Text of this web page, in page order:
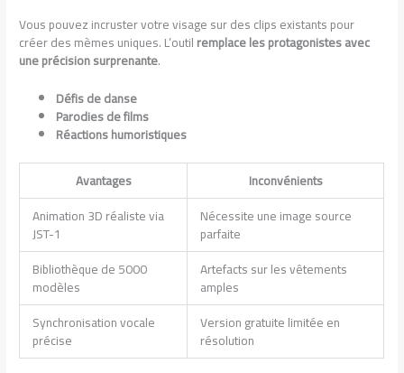
Vous pouvez incruster votre visage sur des clips existants pour
créer des mèmes uniques. L’outilremplace les protagonistes avec
une précision surprenante.
Défis de danse
Parodies de films
Réactions humoristiques
Avantages
Inconvénients
Animation 3D réaliste via
JST-1
Nécessite une image source
parfaite
Bibliothèque de 5000
modèles
Artefacts sur les vêtements
amples
Synchronisation vocale
précise
Version gratuite limitée en
résolution